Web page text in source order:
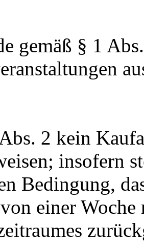
gemäß § 1
2 kein
insofern
Bedingung,
einer